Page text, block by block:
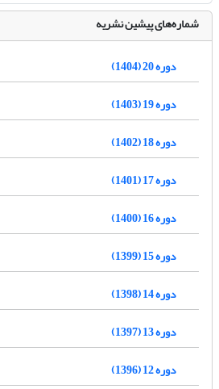
شماره‌های پیشین نشریه
دوره 20 (1404)
دوره 19 (1403)
دوره 18 (1402)
دوره 17 (1401)
دوره 16 (1400)
دوره 15 (1399)
دوره 14 (1398)
دوره 13 (1397)
دوره 12 (1396)